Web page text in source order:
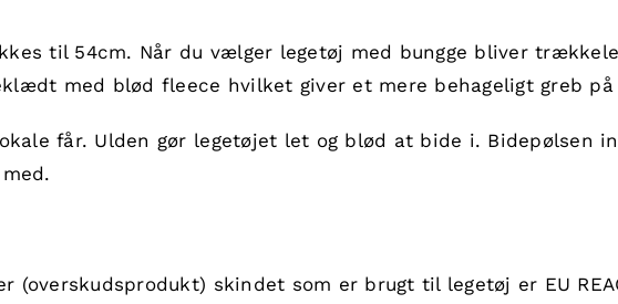
til 54cm. Når du vælger legetøj med bungge bliver
med blød fleece hvilket giver et mere behageligt greb
får. Ulden gør legetøjet let og blød at bide i. Bidepølsen
skindet som er brugt til legetøj er EU